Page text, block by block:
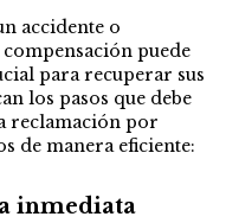
accidente o
puede
para recuperar sus
los pasos que debe
reclamación por
de manera eficiente:
inmediata